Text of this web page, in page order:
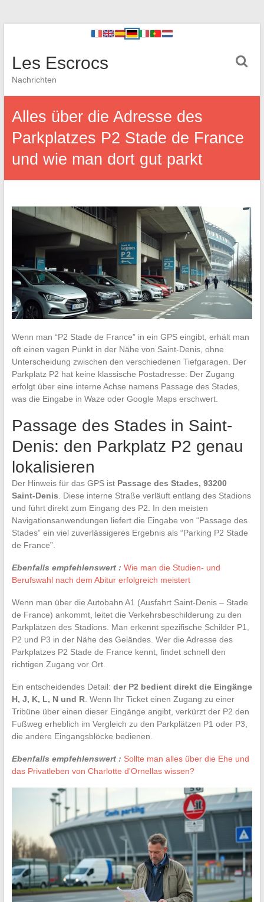
Les Escrocs
Nachrichten
Alles über die Adresse des
Parkplatzes P2 Stade de France
und wie man dort gut parkt
Wenn man “P2 Stade de France” in ein GPS eingibt, erhält man
oft einen vagen Punkt in der Nähe von Saint-Denis, ohne
Unterscheidung zwischen den verschiedenen Tiefgaragen. Der
Parkplatz P2 hat keine klassische Postadresse: Der Zugang
erfolgt über eine interne Achse namens Passage des Stades,
was die Eingabe in Waze oder Google Maps erschwert.
Passage des Stades in Saint-
Denis: den Parkplatz P2 genau
lokalisieren
Der Hinweis für das GPS ist Passage des Stades, 93200
Saint-Denis . Diese interne Straße verläuft entlang des Stadions
und führt direkt zum Eingang des P2. In den meisten
Navigationsanwendungen liefert die Eingabe von “Passage des
Stades” ein viel zuverlässigeres Ergebnis als “Parking P2 Stade
de France”.
Ebenfalls empfehlenswert : Wie man die Studien- und
Berufswahl nach dem Abitur erfolgreich meistert
Wenn man über die Autobahn A1 (Ausfahrt Saint-Denis – Stade
de France) ankommt, leitet die Verkehrsbeschilderung zu den
Parkplätzen des Stadions. Man erkennt spezifische Schilder P1,
P2 und P3 in der Nähe des Geländes. Wer die Adresse des
Parkplatzes P2 Stade de France kennt, findet schnell den
richtigen Zugang vor Ort.
Ein entscheidendes Detail: der P2 bedient direkt die Eingänge
H, J, K, L, N und R. Wenn Ihr Ticket einen Zugang zu einer
Tribüne über einen dieser Eingänge angibt, verkürzt der P2 den
Fußweg erheblich im Vergleich zu den Parkplätzen P1 oder P3,
die andere Eingangsblöcke bedienen.
Ebenfalls empfehlenswert : Sollte man alles über die Ehe und
das Privatleben von Charlotte d'Ornellas wissen?